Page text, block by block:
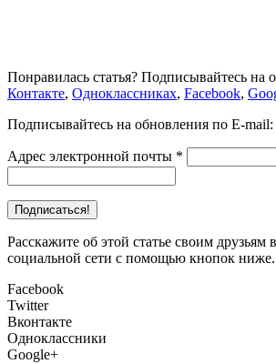
Понравилась статья? Подписывайтесь на
Контакте, Одноклассниках, Facebook,
Подписывайтесь на обновления по E-mail:
Адрес электронной почты *
Расскажите об этой статье своим
социальной сети с помощью кнопок ниже.
Facebook
Twitter
Вконтакте
Одноклассники
Google+